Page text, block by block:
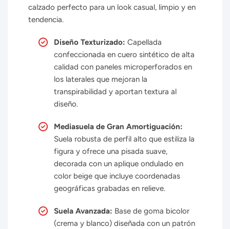
calzado perfecto para un look casual, limpio y en
tendencia.
Diseño Texturizado: Capellada
confeccionada en cuero sintético de alta
calidad con paneles microperforados en
los laterales que mejoran la
transpirabilidad y aportan textura al
diseño.
Mediasuela de Gran Amortiguación:
Suela robusta de perfil alto que estiliza la
figura y ofrece una pisada suave,
decorada con un aplique ondulado en
color beige que incluye coordenadas
geográficas grabadas en relieve.
Suela Avanzada: Base de goma bicolor
(crema y blanco) diseñada con un patrón